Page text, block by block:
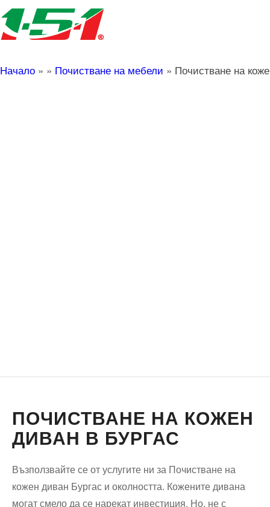
Начало » » Почистване на мебели » Почистване на
ПОЧИСТВАНЕ НА КОЖЕН
ДИВАН В БУРГАС
Възползвайте се от услугите ни за Почистване на
кожен диван Бургас и околността. Кожените дивана
могат смело да се нарекат инвестиция. Но, не с